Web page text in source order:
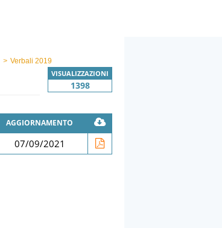
> Verbali 2019
VISUALIZZAZIONI
1398
AGGIORNAMENTO
07/09/2021